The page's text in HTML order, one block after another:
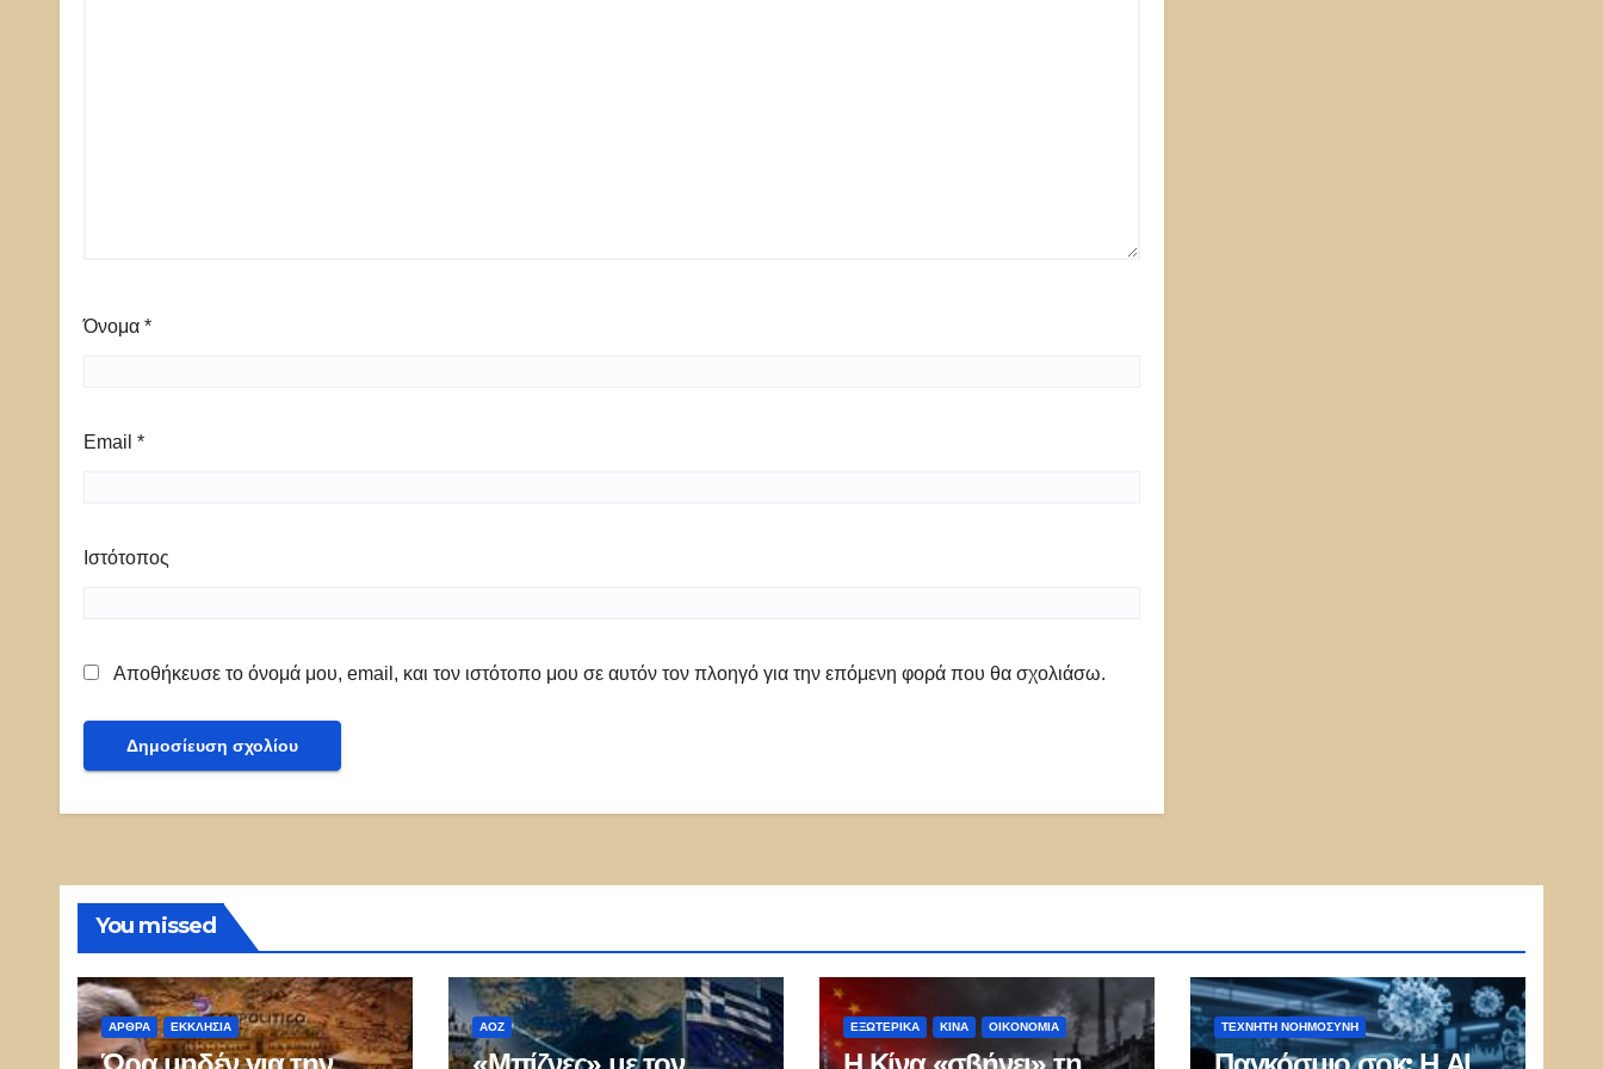
Όνομα *
Email *
Ιστότοπος
Αποθήκευσε το όνομά μου, email, και τον ιστότοπο μου σε αυτόν τον πλοηγό για την επόμενη φορά που θα σχολιάσω.
You missed
ΑΡΘΡΑ ΕΚΚΛΗΣΊΑ ΑΟΖ ΕΞΩΤΕΡΙΚΑ ΚΊΝΑ ΟΙΚΟΝΟΜΙΑ ΤΕΧΝΗΤΉ ΝΟΗΜΟΣΎΝΗ